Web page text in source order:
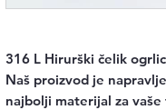
316 L Hirurški čelik
Naš proizvod je
najbolji materijal za